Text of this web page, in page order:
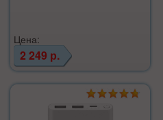
Цена:
2 249 р.